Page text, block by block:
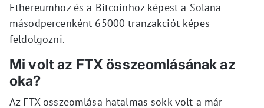
Ethereumhoz és a Bitcoinhoz képest a Solana
másodpercenként 65000 tranzakciót képes
feldolgozni.
Mi volt az FTX összeomlásának az
oka?
Az FTX összeomlása hatalmas sokk volt a már